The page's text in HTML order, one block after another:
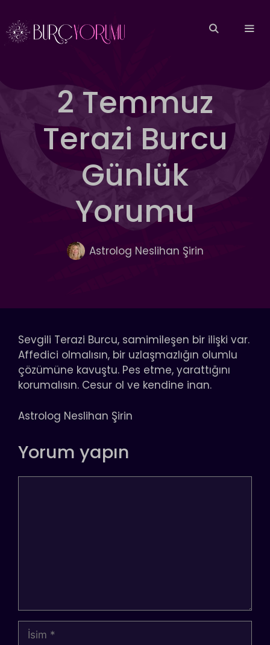
atla
2 Temmuz
Terazi Burcu
Günlük
Yorumu
Astrolog Neslihan Şirin
Sevgili Terazi Burcu, samimileşen bir ilişki var.
Affedici olmalısın, bir uzlaşmazlığın olumlu
çözümüne kavuştu. Pes etme, yarattığını
korumalısın. Cesur ol ve kendine inan.
Astrolog Neslihan Şirin
Yorum yapın
İsim